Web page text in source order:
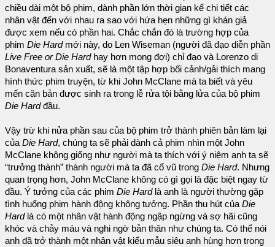
chiều dài một bộ phim, dành phần lớn thời gian kể chi tiết các
nhân vật đến với nhau ra sao với hứa hẹn những gì khán giả
được xem nếu có phần hai. Chắc chắn đó là trường hợp của
phim Die Hardmới này, do Len Wiseman (người đã đạo diễn phần
Live Free or Die Hardhay hơn mong đợi) chỉ đạo và Lorenzo di
Bonaventura sản xuất, sẽ là một tập hợp bối cảnh/gải thích mang
hình thức phim truyện, từ khi John McClane mà ta biết và yêu
mến căn bản được sinh ra trong lễ rửa tội bằng lửa của bộ phim
Die Hardđầu.
Vậy trừ khi nửa phần sau của bộ phim trở thành phiên bản làm lại
củaDie Hard, chúng ta sẽ phải dành cả phim nhìn một John
McClane không giống như người mà ta thích với ý niệm anh ta sẽ
“trưởng thành” thành người mà ta đã cổ vũ trong Die Hard. Nhưng
quan trọng hơn, John McClane không có gì gọi là đặc biệt ngay từ
đầu. Ý tưởng của các phim Die Hardlà anh là người thường gặp
tình huống phim hành động không tưởng. Phần thu hút củaDie
Hardlà có một nhân vật hành động ngập ngừng và sợ hãi cũng
khóc và chảy máu và nghi ngờ bản thân như chúng ta. Có thể nói
anh đã trở thành một nhân vật kiểu mẫu siêu anh hùng hơn trong